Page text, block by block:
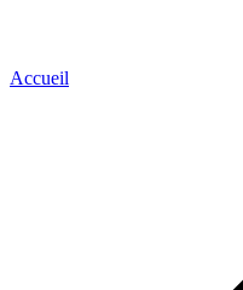
Accueil